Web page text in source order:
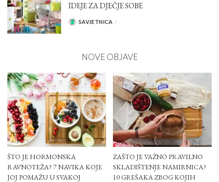
IDEJE ZA DJEČJE SOBE
POSTED
SAVJETNICA
NOVE OBJAVE
ŠTO JE HORMONSKA
RAVNOTEŽA? 7 NAVIKA KOJE
JOJ POMAŽU U SVAKOJ
ZAŠTO JE VAŽNO PRAVILNO
SKLADIŠTENJE NAMIRNICA?
10 GREŠAKA ZBOG KOJIH